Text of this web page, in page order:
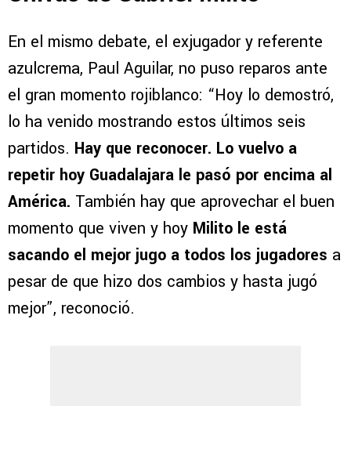
En el mismo debate, el exjugador y referente
azulcrema, Paul Aguilar, no puso reparos ante
el gran momento rojiblanco: “Hoy lo demostró,
lo ha venido mostrando estos últimos seis
partidos. Hay que reconocer. Lo vuelvo a
repetir hoy Guadalajara le pasó por encima al
América. También hay que aprovechar el buen
momento que viven y hoy Milito le está
sacando el mejor jugo a todos los jugadores a
pesar de que hizo dos cambios y hasta jugó
mejor”, reconoció.